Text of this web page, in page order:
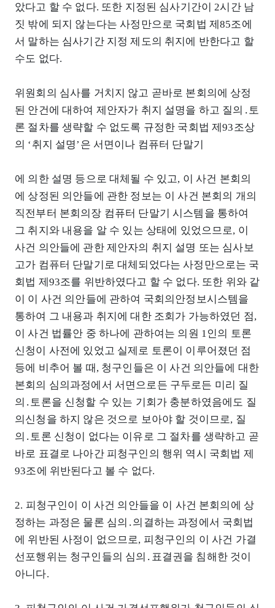
았다고 할 수 없다. 또한 지정된 심사기간이 2시간 남
짓 밖에 되지 않는다는 사정만으로 국회법 제85조에
서 말하는 심사기간 지정 제도의 취지에 반한다고 할
수도 없다.
위원회의 심사를 거치지 않고 곧바로 본회의에 상정
된 안건에 대하여 제안자가 취지 설명을 하고 질의․토
론 절차를 생략할 수 없도록 규정한 국회법 제93조상
의 ‘취지 설명’은 서면이나 컴퓨터 단말기
에 의한 설명 등으로 대체될 수 있고, 이 사건 본회의
에 상정된 의안들에 관한 정보는 이 사건 본회의 개의
직전부터 본회의장 컴퓨터 단말기 시스템을 통하여
그 취지와 내용을 알 수 있는 상태에 있었으므로, 이
사건 의안들에 관한 제안자의 취지 설명 또는 심사보
고가 컴퓨터 단말기로 대체되었다는 사정만으로는 국
회법 제93조를 위반하였다고 할 수 없다. 또한 위와 같
이 이 사건 의안들에 관하여 국회의안정보시스템을
통하여 그 내용과 취지에 대한 조회가 가능하였던 점,
이 사건 법률안 중 하나에 관하여는 의원 1인의 토론
신청이 사전에 있었고 실제로 토론이 이루어졌던 점
등에 비추어 볼 때, 청구인들은 이 사건 의안들에 대한
본회의 심의과정에서 서면으로든 구두로든 미리 질
의․토론을 신청할 수 있는 기회가 충분하였음에도 질
의신청을 하지 않은 것으로 보아야 할 것이므로, 질
의․토론 신청이 없다는 이유로 그 절차를 생략하고 곧
바로 표결로 나아간 피청구인의 행위 역시 국회법 제
93조에 위반된다고 볼 수 없다.
2. 피청구인이 이 사건 의안들을 이 사건 본회의에 상
정하는 과정은 물론 심의․의결하는 과정에서 국회법
에 위반된 사정이 없으므로, 피청구인의 이 사건 가결
선포행위는 청구인들의 심의․표결권을 침해한 것이
아니다.